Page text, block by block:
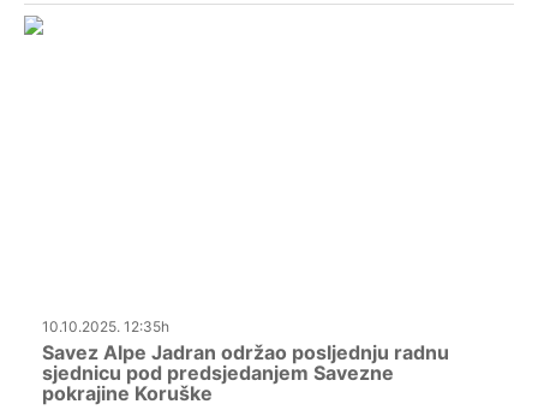
10.10.2025. 12:35h
Savez Alpe Jadran održao posljednju radnu
sjednicu pod predsjedanjem Savezne
pokrajine Koruške